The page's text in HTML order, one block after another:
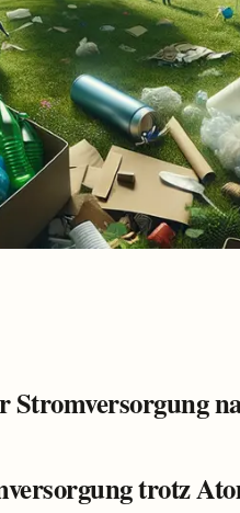
Stromversorgung
trotz